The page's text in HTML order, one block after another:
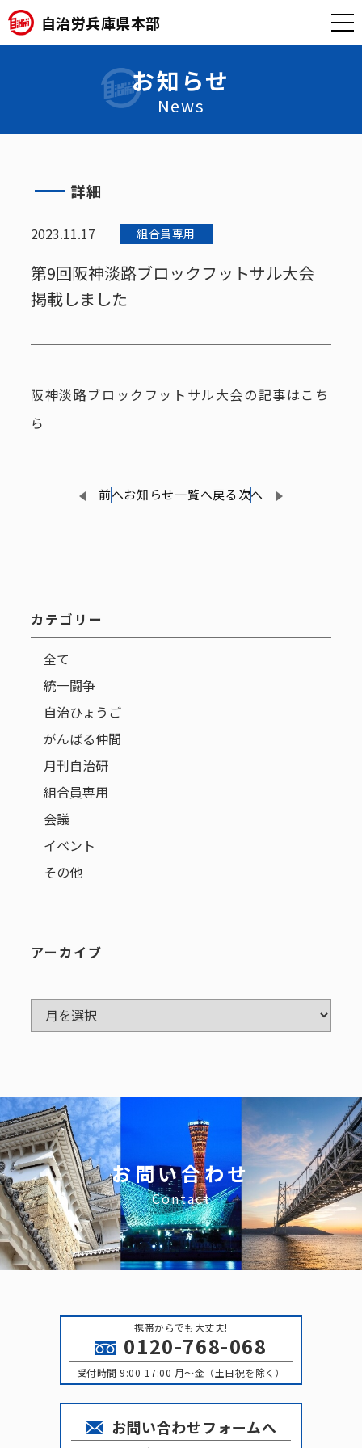
自治労兵庫県本部
お知らせ
News
詳細
2023.11.17 組合員専用
第9回阪神淡路ブロックフットサル大会
掲載しました
阪神淡路ブロックフットサル大会の記事はこち
ら
前へお知らせ一覧へ戻る次へ
カテゴリー
全て
統一闘争
自治ひょうご
がんばる仲間
月刊自治研
組合員専用
会議
イベント
その他
アーカイブ
ア
お問い合わせ
Contact
携帯からでも大丈夫!
0120-768-068
受付時間 9:00-17:00 月〜金（土日祝を除く）
お問い合わせフォームへ